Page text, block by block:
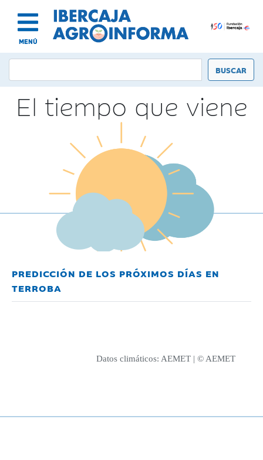
MENÚ
El tiempo que viene
PREDICCIÓN DE LOS PRÓXIMOS DÍAS EN
TERROBA
Datos climáticos: AEMET | © AEMET